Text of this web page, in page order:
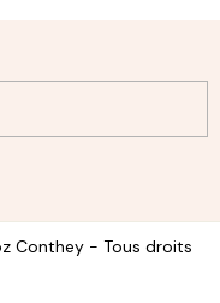
Conthey - Tous droits